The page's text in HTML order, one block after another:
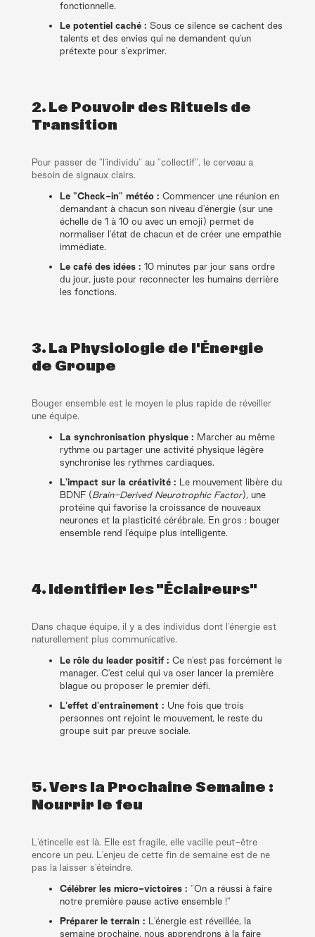
fonctionnelle.
Le potentiel caché : Sous ce silence se cachent des
talents et des envies qui ne demandent qu'un
prétexte pour s'exprimer.
2. Le Pouvoir des Rituels de
Transition
Pour passer de "l'individu" au "collectif", le cerveau a
besoin de signaux clairs.
Le "Check-in" météo : Commencer une réunion en
demandant à chacun son niveau d'énergie (sur une
échelle de 1 à 10 ou avec un emoji) permet de
normaliser l'état de chacun et de créer une empathie
immédiate.
Le café des idées : 10 minutes par jour sans ordre
du jour, juste pour reconnecter les humains derrière
les fonctions.
3. La Physiologie de l'Énergie
de Groupe
Bouger ensemble est le moyen le plus rapide de réveiller
une équipe.
La synchronisation physique : Marcher au même
rythme ou partager une activité physique légère
synchronise les rythmes cardiaques.
L'impact sur la créativité : Le mouvement libère du
BDNF (Brain-Derived Neurotrophic Factor), une
protéine qui favorise la croissance de nouveaux
neurones et la plasticité cérébrale. En gros : bouger
ensemble rend l'équipe plus intelligente.
4. Identifier les "Éclaireurs"
Dans chaque équipe, il y a des individus dont l'énergie est
naturellement plus communicative.
Le rôle du leader positif : Ce n'est pas forcément le
manager. C'est celui qui va oser lancer la première
blague ou proposer le premier défi.
L'effet d'entraînement : Une fois que trois
personnes ont rejoint le mouvement, le reste du
groupe suit par preuve sociale.
5. Vers la Prochaine Semaine :
Nourrir le feu
L'étincelle est là. Elle est fragile, elle vacille peut-être
encore un peu. L'enjeu de cette fin de semaine est de ne
pas la laisser s'éteindre.
Célébrer les micro-victoires : "On a réussi à faire
notre première pause active ensemble !"
Préparer le terrain : L'énergie est réveillée, la
semaine prochaine, nous apprendrons à la faire